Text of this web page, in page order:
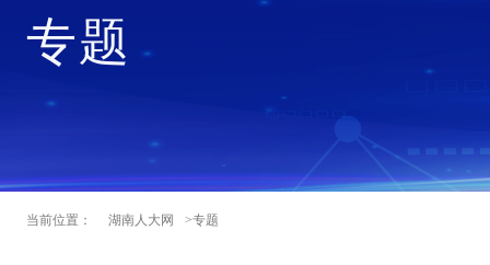
专题
当前位置： 湖南人大网 >专题